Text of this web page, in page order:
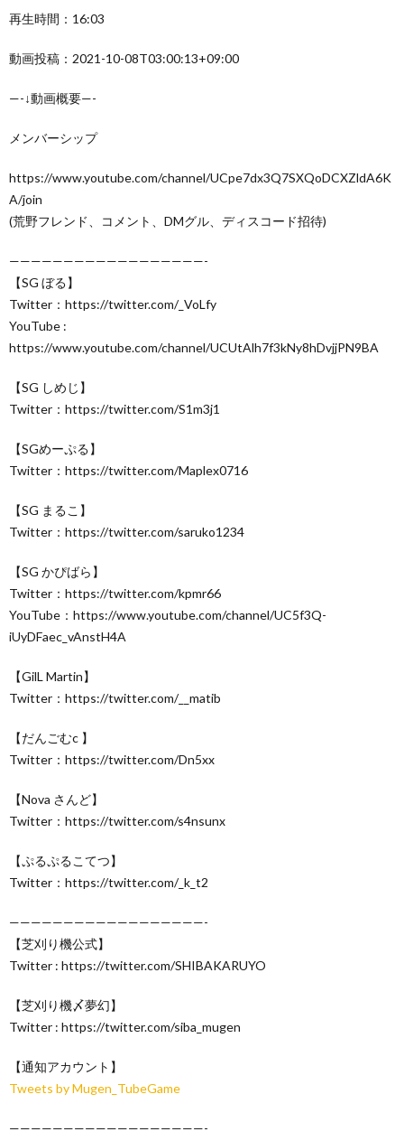
再生時間：16:03
動画投稿：2021-10-08T03:00:13+09:00
—-↓動画概要—-
メンバーシップ
https://www.youtube.com/channel/UCpe7dx3Q7SXQoDCXZldA6K
A/join
(荒野フレンド、コメント、DMグル、ディスコード招待)
——————————————————-
【SG ぼる】
Twitter：https://twitter.com/_VoLfy
YouTube :
https://www.youtube.com/channel/UCUtAlh7f3kNy8hDvjjPN9BA
【SG しめじ】
Twitter：https://twitter.com/S1m3j1
【SGめーぷる】
Twitter：https://twitter.com/Maplex0716
【SG まるこ】
Twitter：https://twitter.com/saruko1234
【SG かぴばら】
Twitter：https://twitter.com/kpmr66
YouTube：https://www.youtube.com/channel/UC5f3Q-
iUyDFaec_vAnstH4A
【GilL Martin】
Twitter：https://twitter.com/__matib
【だんごむc 】
Twitter：https://twitter.com/Dn5xx
【Nova さんど】
Twitter：https://twitter.com/s4nsunx
【ぷるぷるこてつ】
Twitter：https://twitter.com/_k_t2
——————————————————-
【芝刈り機公式】
Twitter : https://twitter.com/SHIBAKARUYO
【芝刈り機〆夢幻】
Twitter : https://twitter.com/siba_mugen
【通知アカウント】
Tweets by Mugen_TubeGame
——————————————————-